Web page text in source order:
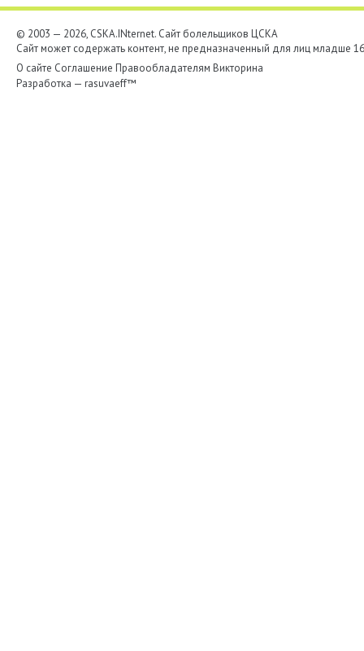
© 2003 — 2026, CSKA.INternet. Cайт болельщиков ЦСКА
Сайт может содержать контент, не предназначенный для лиц младше
О сайте Соглашение Правообладателям Викторина
Разработка — rasuvaeff™